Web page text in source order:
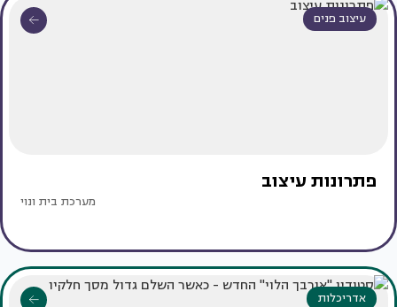
עיצוב פנים
פתרונות עיצוב
מערכת בית ונוי
אדריכלות